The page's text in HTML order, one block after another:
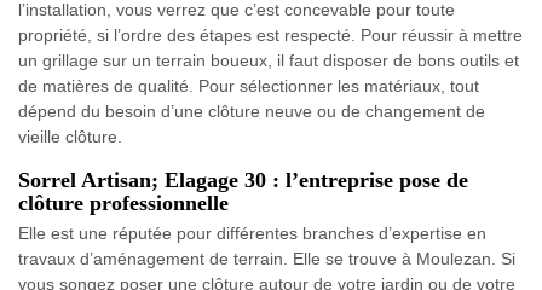
l’installation, vous verrez que c’est concevable pour toute
propriété, si l’ordre des étapes est respecté. Pour réussir à mettre
un grillage sur un terrain boueux, il faut disposer de bons outils et
de matières de qualité. Pour sélectionner les matériaux, tout
dépend du besoin d’une clôture neuve ou de changement de
vieille clôture.
Sorrel Artisan; Elagage 30 : l’entreprise pose de
clôture professionnelle
Elle est une réputée pour différentes branches d’expertise en
travaux d’aménagement de terrain. Elle se trouve à Moulezan. Si
vous songez poser une clôture autour de votre jardin ou de votre